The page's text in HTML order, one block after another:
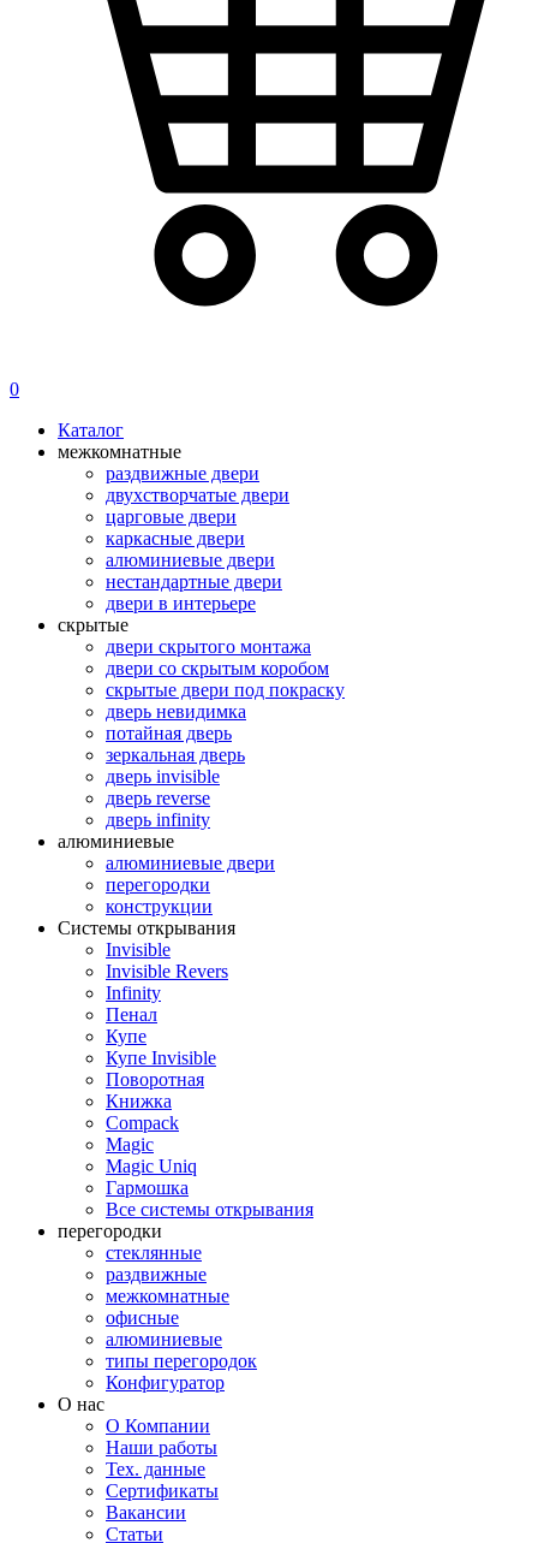
0
Каталог
межкомнатные
раздвижные двери
двухстворчатые двери
царговые двери
каркасные двери
алюминиевые двери
нестандартные двери
двери в интерьере
скрытые
двери скрытого монтажа
двери со скрытым коробом
скрытые двери под покраску
дверь невидимка
потайная дверь
зеркальная дверь
дверь invisible
дверь reverse
дверь infinity
алюминиевые
алюминиевые двери
перегородки
конструкции
Системы открывания
Invisible
Invisible Revers
Infinity
Пенал
Купе
Купе Invisible
Поворотная
Книжка
Compack
Magic
Magic Uniq
Гармошка
Все системы открывания
перегородки
стеклянные
раздвижные
межкомнатные
офисные
алюминиевые
типы перегородок
Конфигуратор
О нас
О Компании
Наши работы
Тех. данные
Сертификаты
Вакансии
Статьи